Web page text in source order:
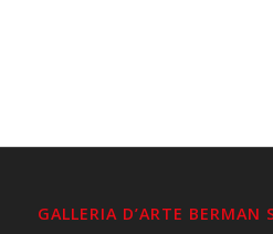
GALLERIA D’ARTE BERMAN